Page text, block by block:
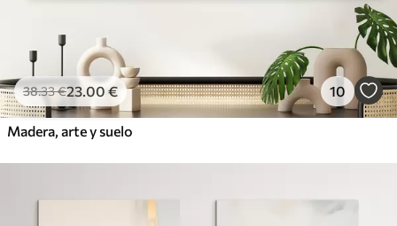
38.33€23.00 € 10
Madera, arte y suelo